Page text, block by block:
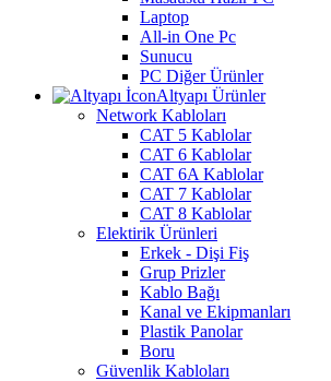
Laptop
All-in One Pc
Sunucu
PC Diğer Ürünler
Altyapı Ürünler
Network Kabloları
CAT 5 Kablolar
CAT 6 Kablolar
CAT 6A Kablolar
CAT 7 Kablolar
CAT 8 Kablolar
Elektirik Ürünleri
Erkek - Dişi Fiş
Grup Prizler
Kablo Bağı
Kanal ve Ekipmanları
Plastik Panolar
Boru
Güvenlik Kabloları